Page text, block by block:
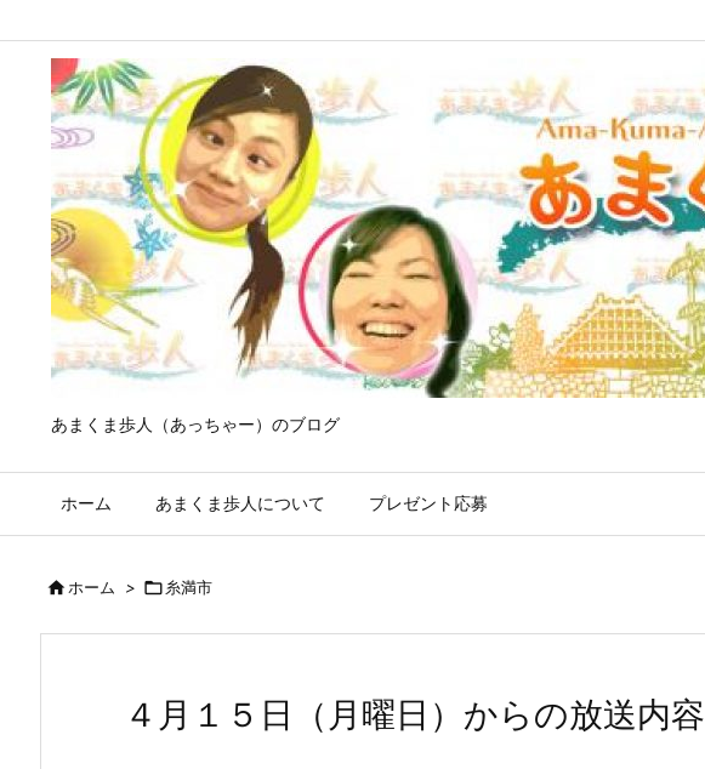
あまくま歩人（あっちゃー）のブログ
ホーム あまくま歩人について プレゼント応募
ホーム > 糸満市
４月１５日（月曜日）からの放送内容